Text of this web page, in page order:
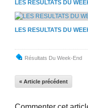
LES RESULTATS DU
LES RESULTATS DU
Résultats Du Week-End
« Article précédent